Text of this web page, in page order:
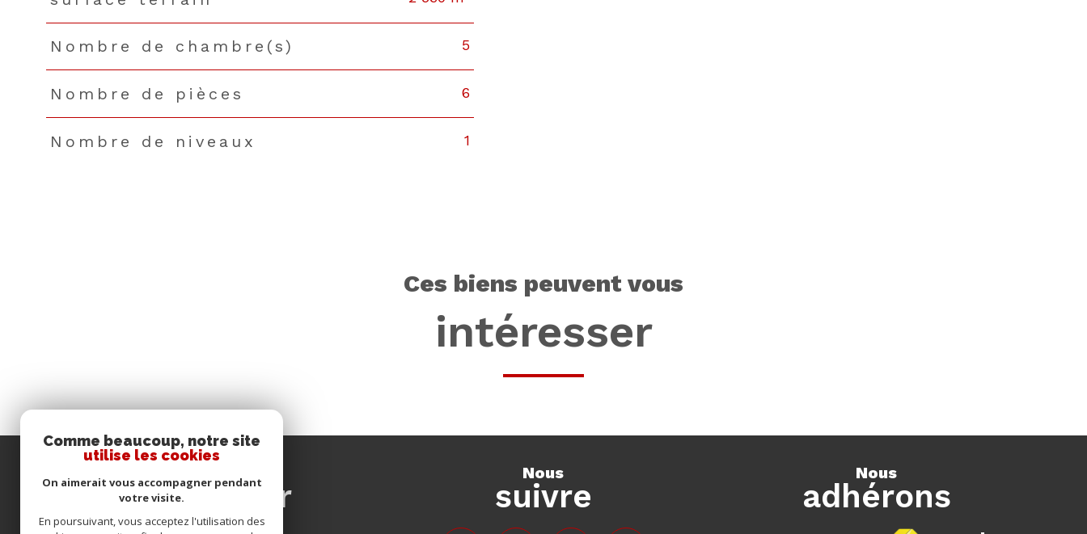
Nombre de chambre(s) 5
Nombre de pièces 6
Nombre de niveaux 1
ces biens peuvent vous
intéresser
connecter
nous
suivre
nous
adhérons
Comme beaucoup, notre site
utilise les cookies
On aimerait vous accompagner pendant
votre visite.
En poursuivant, vous acceptez l'utilisation des